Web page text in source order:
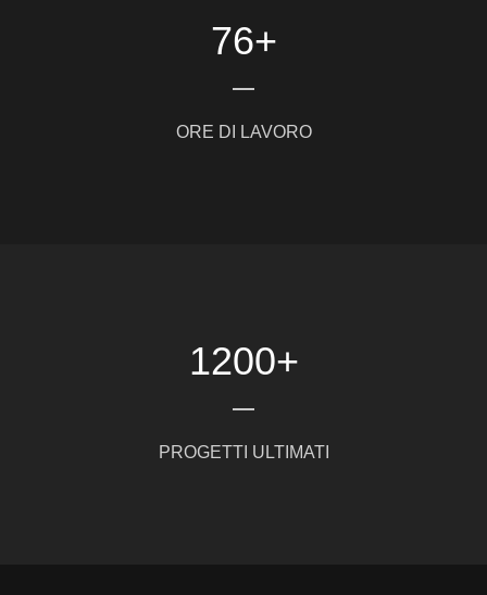
76+
ORE DI LAVORO
1200+
PROGETTI ULTIMATI